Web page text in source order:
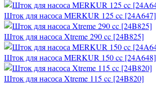
Шток для насоса MERKUR 125 cc [24A647]
Шток для насоса Xtreme 290 cc [24B825]
Шток для насоса MERKUR 150 cc [24A648]
Шток для насоса Xtreme 115 cc [24B820]